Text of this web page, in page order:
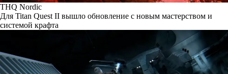
THQ Nordic
Для Titan Quest II вышло обновление с новым мастерством и
системой крафта